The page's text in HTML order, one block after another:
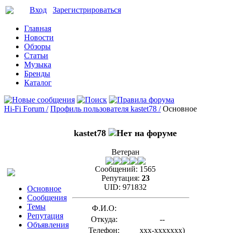
Вход Зарегистрироваться
Главная
Новости
Обзоры
Статьи
Музыка
Бренды
Каталог
Hi-Fi Forum / Профиль пользователя kastet78 / Основное
Основное
Сообщения
Темы
Репутация
Объявления
kastet78
Ветеран
Сообщений: 1565
Репутация: 23
UID: 971832
Ф.И.О:
Откуда:
--
Телефон:
xxx-xxxxxxx)